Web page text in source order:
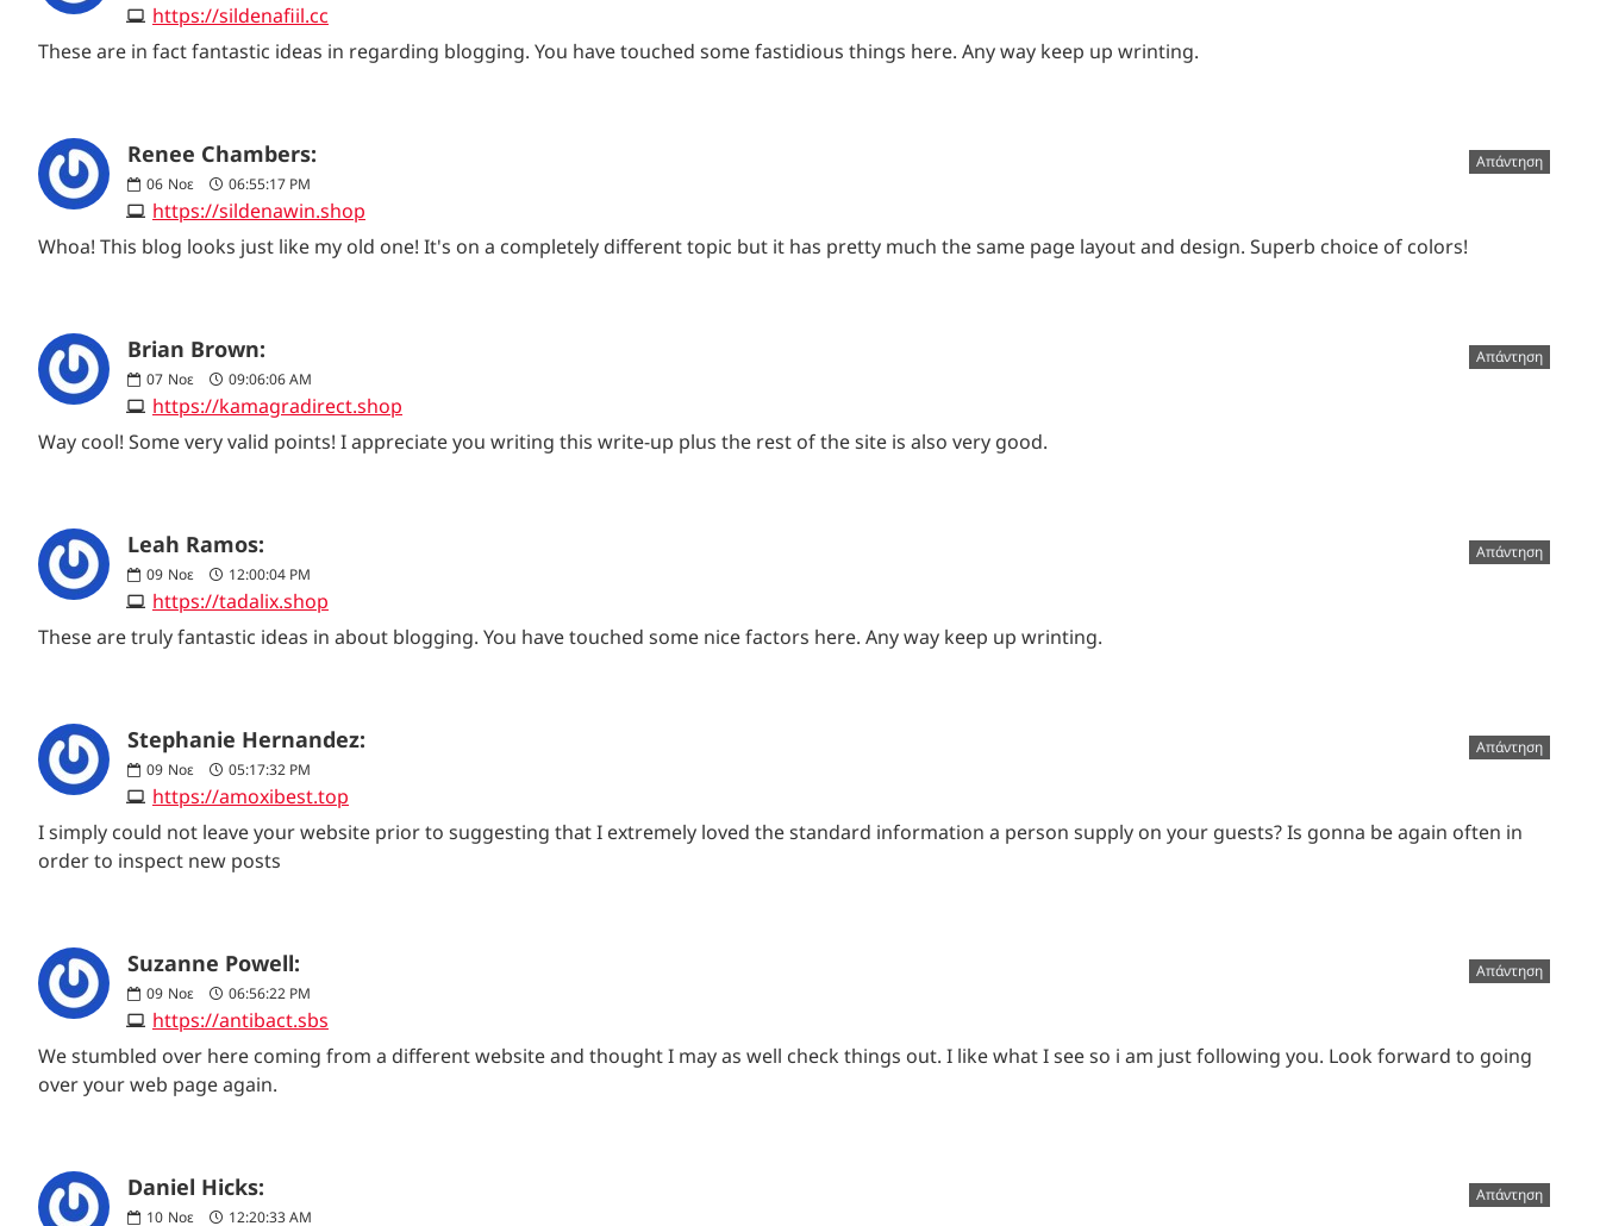
https://sildenafiil.cc
These are in fact fantastic ideas in regarding blogging. You have touched some fastidious things here. Any way keep up wrinting.
Renee Chambers:
06 Νοε 06:55:17 PM
https://sildenawin.shop
Απάντηση
Whoa! This blog looks just like my old one! It's on a completely different topic but it has pretty much the same page layout and design. Superb choice of colors!
Brian Brown:
07 Νοε 09:06:06 AM
https://kamagradirect.shop
Απάντηση
Way cool! Some very valid points! I appreciate you writing this write-up plus the rest of the site is also very good.
Leah Ramos:
09 Νοε 12:00:04 PM
https://tadalix.shop
Απάντηση
These are truly fantastic ideas in about blogging. You have touched some nice factors here. Any way keep up wrinting.
Stephanie Hernandez:
09 Νοε 05:17:32 PM
https://amoxibest.top
Απάντηση
I simply could not leave your website prior to suggesting that I extremely loved the standard information a person supply on your guests? Is gonna be again often in
order to inspect new posts
Suzanne Powell:
09 Νοε 06:56:22 PM
https://antibact.sbs
Απάντηση
We stumbled over here coming from a different website and thought I may as well check things out. I like what I see so i am just following you. Look forward to going
over your web page again.
Daniel Hicks:
10 Νοε 12:20:33 AM
Απάντηση